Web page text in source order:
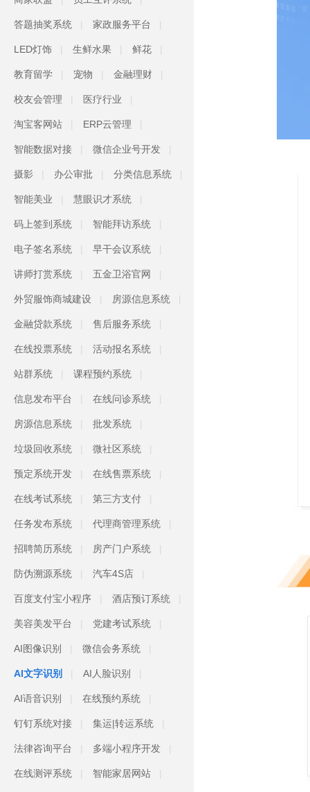
答题抽奖系统 家政服务平台
LED灯饰 生鲜水果 鲜花
教育留学 宠物 金融理财
校友会管理 医疗行业
淘宝客网站 ERP云管理
智能数据对接 微信企业号开发
摄影 办公审批 分类信息系统
智能美业 慧眼识才系统
码上签到系统 智能拜访系统
电子签名系统 早干会议系统
讲师打赏系统 五金卫浴官网
外贸服饰商城建设 房源信息系统
金融贷款系统 售后服务系统
在线投票系统 活动报名系统
站群系统 课程预约系统
信息发布平台 在线问诊系统
房源信息系统 批发系统
垃圾回收系统 微社区系统
预定系统开发 在线售票系统
在线考试系统 第三方支付
任务发布系统 代理商管理系统
招聘简历系统 房产门户系统
防伪溯源系统 汽车4S店
百度支付宝小程序 酒店预订系统
美容美发平台 党建考试系统
AI图像识别 微信会务系统
AI文字识别 AI人脸识别
AI语音识别 在线预约系统
钉钉系统对接 集运|转运系统
法律咨询平台 多端小程序开发
在线测评系统 智能家居网站